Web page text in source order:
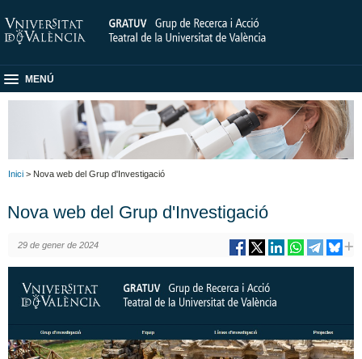
MENÚ
Inici > Nova web del Grup d'Investigació
Nova web del Grup d'Investigació
29 de gener de 2024